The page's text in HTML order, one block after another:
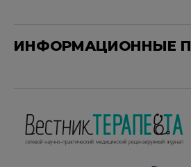
ИНФОРМАЦИОННЫЕ